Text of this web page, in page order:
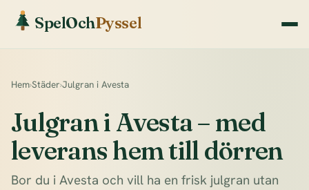
SpelOchPyssel
Hem›Städer›Julgran i Avesta
Julgran i Avesta – med
leverans hem till dörren
Bor du i Avesta och vill ha en frisk julgran utan